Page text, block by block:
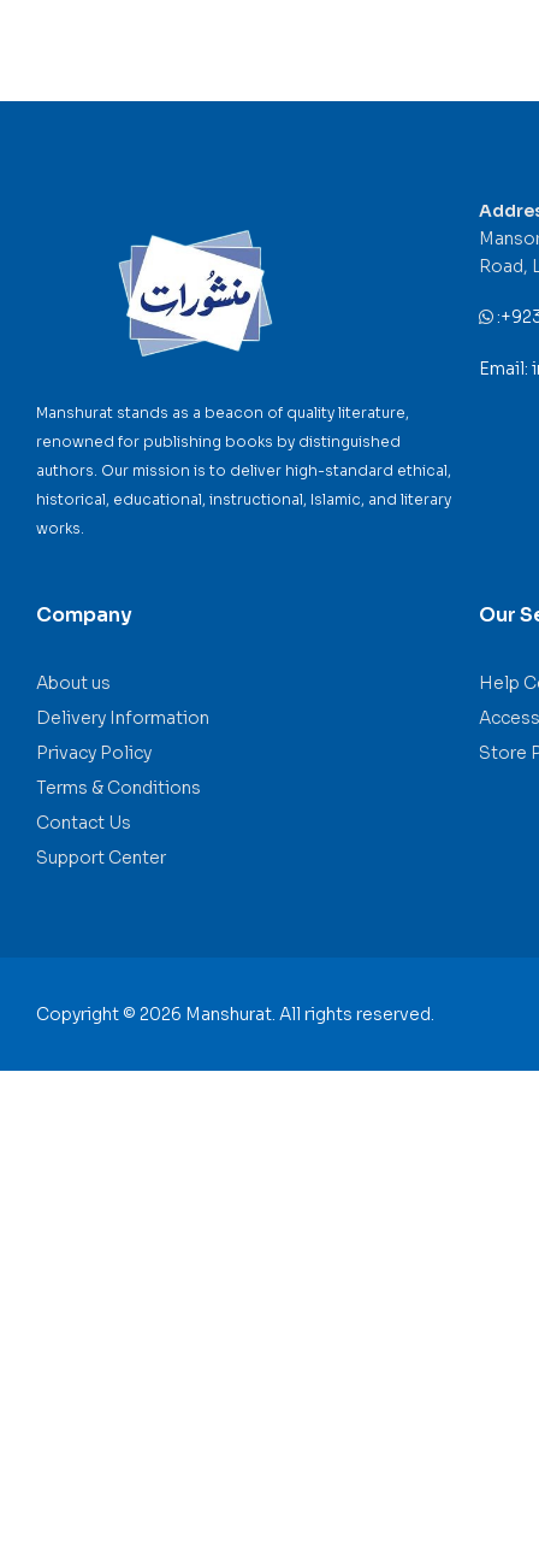
Manshurat stands as a beacon of quality literature,
renowned for publishing books by distinguished
authors. Our mission is to deliver high-standard ethical,
historical, educational, instructional, Islamic, and literary
works.
Company
About us
Delivery Information
Privacy Policy
Terms & Conditions
Contact Us
Support Center
Our
Help
Store
Road,
:
Email:
Copyright © 2026 Manshurat. All rights reserved.